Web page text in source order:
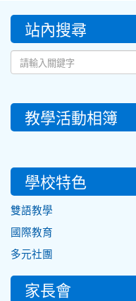
::: 站內搜尋
教學活動相簿
學校特色
雙語教學
國際教育
多元社團
家長會